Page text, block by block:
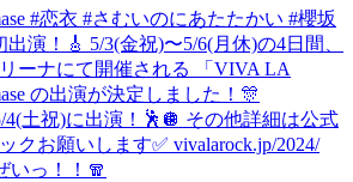
#恋衣 #さむいのにあたたかい #櫻坂
出演！🎸 5/3(金祝)〜5/6(月休)の4日間、
ーナにて開催される 「VIVA LA
の出演が決定しました！🎊
4(土祝)に出演！🕺🪩 その他詳細は公式
クお願いします✅ vivalarock.jp/2024/
いっ！！🧣